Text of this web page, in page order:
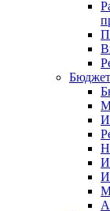
Бюджет